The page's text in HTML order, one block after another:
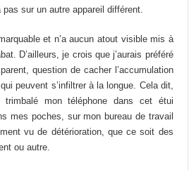
sur un autre appareil différent.
et n’a aucun atout visible mis à
D’ailleurs, je crois que j’aurais préféré
question de cacher l’accumulation
peuvent s’infiltrer à la longue. Cela dit,
mon téléphone dans cet étui
mes poches, sur mon bureau de travail
vu de détérioration, que ce soit des
ou autre.